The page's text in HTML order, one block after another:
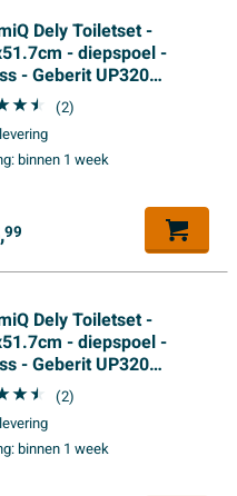
Dely Toiletset -
- diepspoel -
- Geberit UP320
- met Burda
- softclose toiletzitting -
beige - ronde
- wit glans
(2)
binnen 1 week
99
Dely Toiletset -
- diepspoel -
- Geberit UP320
- met Burda
- softclose toiletzitting -
licht grijs -
knoppen - wit glans
(2)
binnen 1 week